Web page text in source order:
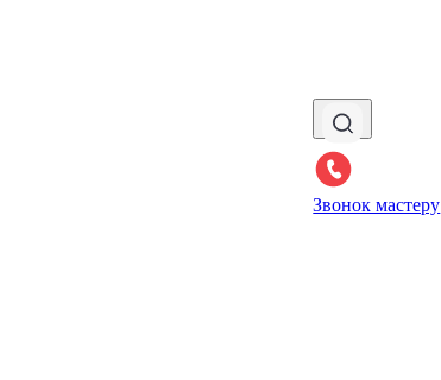
Звонок мастеру